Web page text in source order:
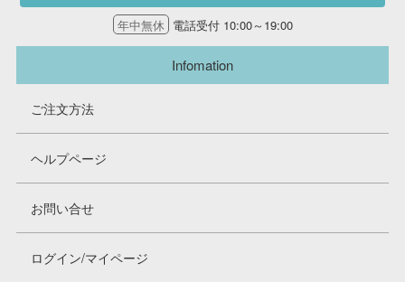
年中無休 電話受付 10:00～19:00
Infomation
ご注文方法
ヘルプページ
お問い合せ
ログイン/マイページ